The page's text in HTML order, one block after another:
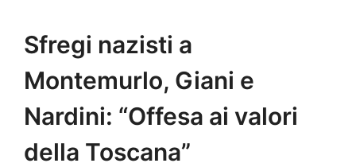
Sfregi nazisti a
Montemurlo, Giani e
Nardini: “Offesa ai valori
della Toscana”